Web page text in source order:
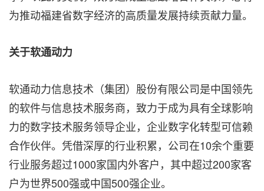
为推动福建省数字经济的高质量发展持续贡献力量。
关于软通动力
软通动力信息技术（集团）股份有限公司是中国领先
的软件与信息技术服务商，致力于成为具有全球影响
力的数字技术服务领导企业，企业数字化转型可信赖
合作伙伴。凭借深厚的行业积累，公司在10余个重要
行业服务超过1000家国内外客户，其中超过200家客
户为世界500强或中国500强企业。